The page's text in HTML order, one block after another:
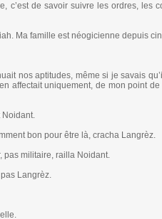
c’est de savoir suivre les ordres,
Ma famille est néogicienne depuis
nos aptitudes, même si je savais
affectait uniquement, de mon point
Noidant.
bon pour être là, cracha Langrèz.
pas militaire, railla Noidant.
Langrèz.